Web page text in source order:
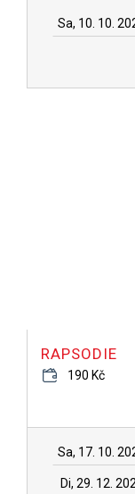
Sa, 10. 10.
RAPSODIE
190 Kč
Sa, 17. 10.
Di, 29. 12.